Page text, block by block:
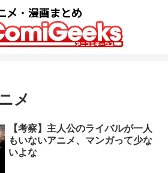
メ
【考察】主人公のライバルが一人
もいないアニメ、マンガって少な
いよな